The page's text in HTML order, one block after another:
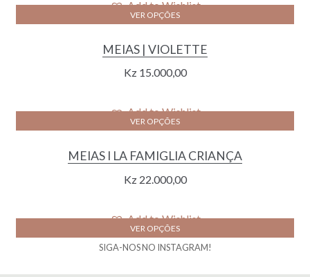
Add to Wishlist
VER OPÇÕES
MEIAS | VIOLETTE
Kz15.000,00
Add to Wishlist
VER OPÇÕES
MEIAS I LA FAMIGLIA CRIANÇA
Kz22.000,00
Add to Wishlist
VER OPÇÕES
SIGA-NOS NO INSTAGRAM!